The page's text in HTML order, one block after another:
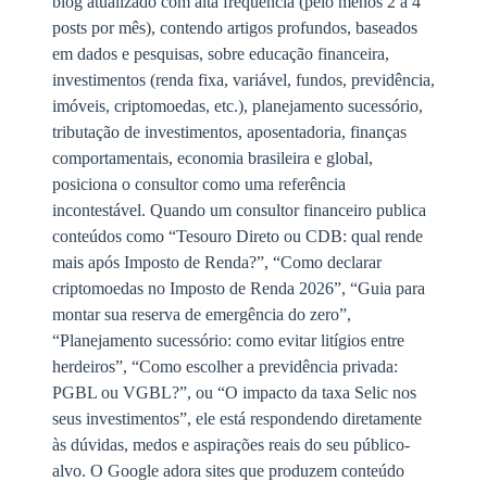
posts por mês), contendo artigos profundos, baseados
em dados e pesquisas, sobre educação financeira,
investimentos (renda fixa, variável, fundos, previdência,
imóveis, criptomoedas, etc.), planejamento sucessório,
tributação de investimentos, aposentadoria, finanças
comportamentais, economia brasileira e global,
posiciona o consultor como uma referência
incontestável. Quando um consultor financeiro publica
conteúdos como “Tesouro Direto ou CDB: qual rende
mais após Imposto de Renda?”, “Como declarar
criptomoedas no Imposto de Renda 2026”, “Guia para
montar sua reserva de emergência do zero”,
“Planejamento sucessório: como evitar litígios entre
herdeiros”, “Como escolher a previdência privada:
PGBL ou VGBL?”, ou “O impacto da taxa Selic nos
seus investimentos”, ele está respondendo diretamente
às dúvidas, medos e aspirações reais do seu público-
alvo. O Google adora sites que produzem conteúdo